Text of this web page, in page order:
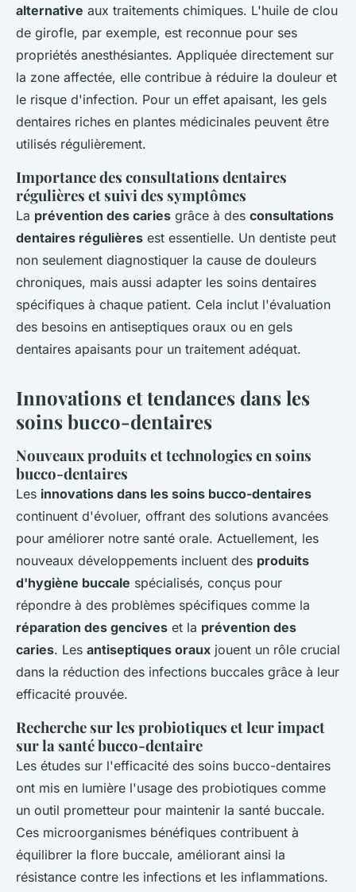
alternative aux traitements chimiques. L'huile de clou
de girofle, par exemple, est reconnue pour ses
propriétés anesthésiantes. Appliquée directement sur
la zone affectée, elle contribue à réduire la douleur et
le risque d'infection. Pour un effet apaisant, les gels
dentaires riches en plantes médicinales peuvent être
utilisés régulièrement.
Importance des consultations dentaires
régulières et suivi des symptômes
La prévention des caries grâce à des consultations
dentaires régulières est essentielle. Un dentiste peut
non seulement diagnostiquer la cause de douleurs
chroniques, mais aussi adapter les soins dentaires
spécifiques à chaque patient. Cela inclut l'évaluation
des besoins en antiseptiques oraux ou en gels
dentaires apaisants pour un traitement adéquat.
Innovations et tendances dans les
soins bucco-dentaires
Nouveaux produits et technologies en soins
bucco-dentaires
Les innovations dans les soins bucco-dentaires
continuent d'évoluer, offrant des solutions avancées
pour améliorer notre santé orale. Actuellement, les
nouveaux développements incluent des produits
d'hygiène buccale spécialisés, conçus pour
répondre à des problèmes spécifiques comme la
réparation des gencives et la prévention des
caries. Les antiseptiques oraux jouent un rôle crucial
dans la réduction des infections buccales grâce à leur
efficacité prouvée.
Recherche sur les probiotiques et leur impact
sur la santé bucco-dentaire
Les études sur l'efficacité des soins bucco-dentaires
ont mis en lumière l'usage des probiotiques comme
un outil prometteur pour maintenir la santé buccale.
Ces microorganismes bénéfiques contribuent à
équilibrer la flore buccale, améliorant ainsi la
résistance contre les infections et les inflammations.